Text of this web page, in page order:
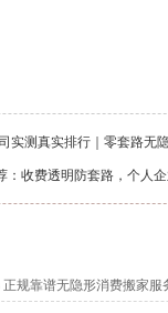
实测真实排行｜零套路无
：收费透明防套路，个人
规靠谱无隐形消费搬家服